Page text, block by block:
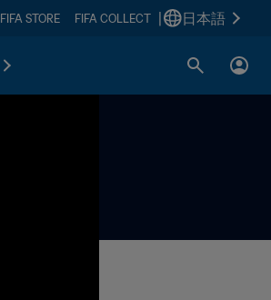
FIFA STORE FIFA COLLECT 日本語